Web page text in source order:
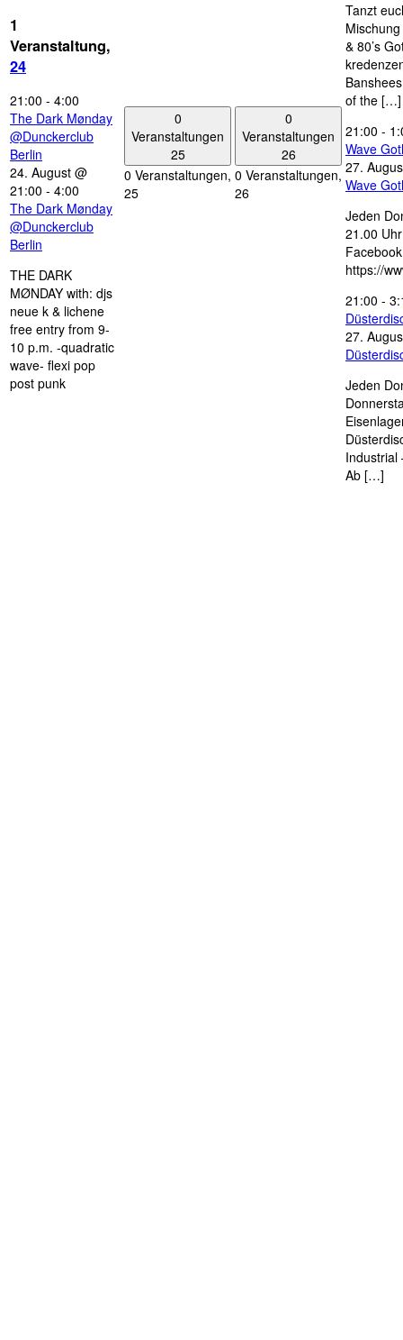
1
Veranstaltung,
24
21:00 - 4:00
The Dark Mønday
@Dunckerclub
Berlin
24. August @
21:00 - 4:00
The Dark Mønday
@Dunckerclub
Berlin
THE DARK
MØNDAY with: djs
neue k & lichene
free entry from 9-
10 p.m. -quadratic
wave- flexi pop
post punk
0
Veranstaltungen
25
0 Veranstaltungen,
25
0
Veranstaltungen
26
0 Veranstaltungen,
26
Tanzt
& 80’s
of the […]
21:00 -
Wave
27.
Wave
Jeden
21.00
https://
21:00 -
27.
Jeden
Industrial
Ab […]